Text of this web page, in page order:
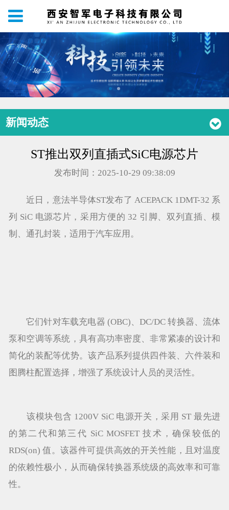
新闻动态
ST推出双列直插式SiC电源芯片
发布时间：2025-10-29 09:38:09
近日，意法半导体ST发布了 ACEPACK 1DMT-32 系
列 SiC 电源芯片，采用方便的 32 引脚、双列直插、模
制、通孔封装，适用于汽车应用。
它们针对车载充电器 (OBC)、DC/DC 转换器、流体
泵和空调等系统，具有高功率密度、非常紧凑的设计和
简化的装配等优势。该产品系列提供四件装、六件装和
图腾柱配置选择，增强了系统设计人员的灵活性。
该模块包含 1200V SiC 电源开关，采用 ST 最先进
的第二代和第三代 SiC MOSFET 技术，确保较低的
RDS(on) 值。该器件可提供高效的开关性能，且对温度
的依赖性极小，从而确保转换器系统级的高效率和可靠
性。